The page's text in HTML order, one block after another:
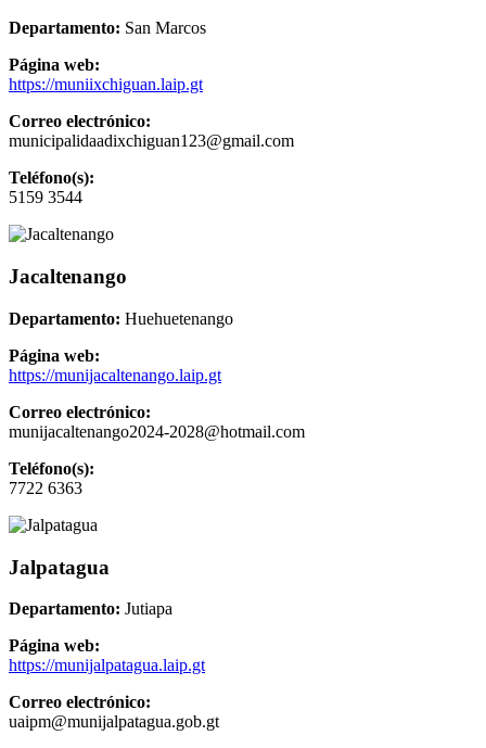
Departamento: San Marcos
Página web:
https://muniixchiguan.laip.gt
Correo electrónico:
municipalidaadixchiguan123@gmail.com
Teléfono(s):
5159 3544
Jacaltenango
Departamento: Huehuetenango
Página web:
https://munijacaltenango.laip.gt
Correo electrónico:
munijacaltenango2024-2028@hotmail.com
Teléfono(s):
7722 6363
Jalpatagua
Departamento: Jutiapa
Página web:
https://munijalpatagua.laip.gt
Correo electrónico:
uaipm@munijalpatagua.gob.gt